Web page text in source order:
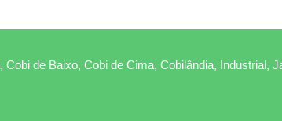
de Baixo, Cobi de Cima, Cobilândia, Industrial,